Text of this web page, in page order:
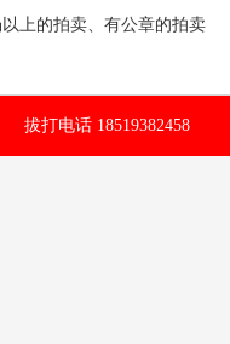
上的拍卖、有公章的拍卖
拔打电话 18519382458